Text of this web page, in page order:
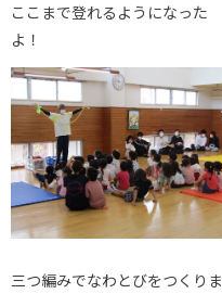
ここまで登れるようになった
よ！
三つ編みでなわとびをつくりま